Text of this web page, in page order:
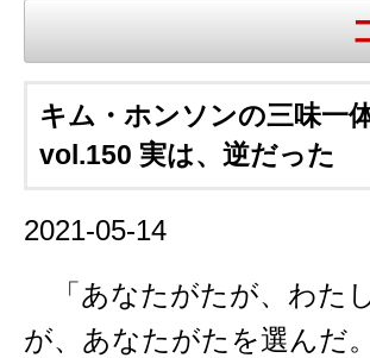
ロサンゼルスの求人、クラシファイド、
日刊サンはロサンゼルス
更新、求人、クラシファ
キム・ホンソンの三味一
vol.150 実は、逆だった
2021-05-14
「あなたがたが、わた
が、あなたがたを選んだ。